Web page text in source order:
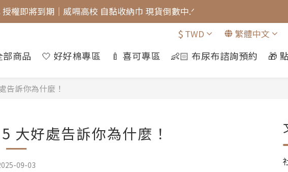
🎀 蝴蝶結貓貓的大人系日常 新上市⋆˚𝜗𝜚˚⋆
🎀 蝴蝶結貓貓的大人系日常 新上市⋆˚𝜗𝜚˚⋆
權即將到期｜威嗝高校 自黏收納巾 現貨倒數中.ᐟ
$ TWD 繁體中文
部商品 🤍 好好棉專區 🍼 喜可專區 👶🏻 布尿布諮詢預約 🎁
告訴你為什麼！
大好處告訴你為什麼！
09-03